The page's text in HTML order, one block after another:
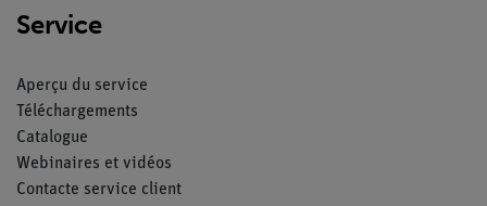
Service
Aperçu du service
Téléchargements
Catalogue
Webinaires et vidéos
Contacte service client